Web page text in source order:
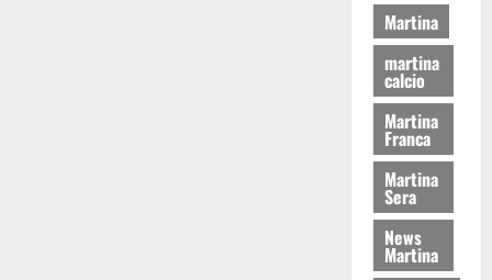
Martina
martina
calcio
Martina
Franca
Martina
Sera
News
Martina